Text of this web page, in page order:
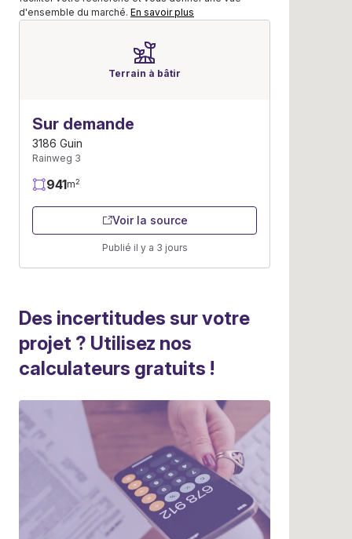
d'ensemble du marché. En savoir plus
Terrain à bâtir
Sur demande
3186 Guin
Rainweg 3
941m2
Voir la source
Publié il y a 3 jours
Des incertitudes sur votre
projet ? Utilisez nos
calculateurs gratuits !